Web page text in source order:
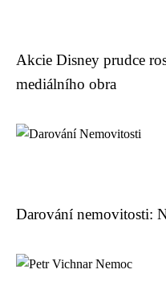
Akcie Disney prudce
mediálního obra
Darování nemovitosti: